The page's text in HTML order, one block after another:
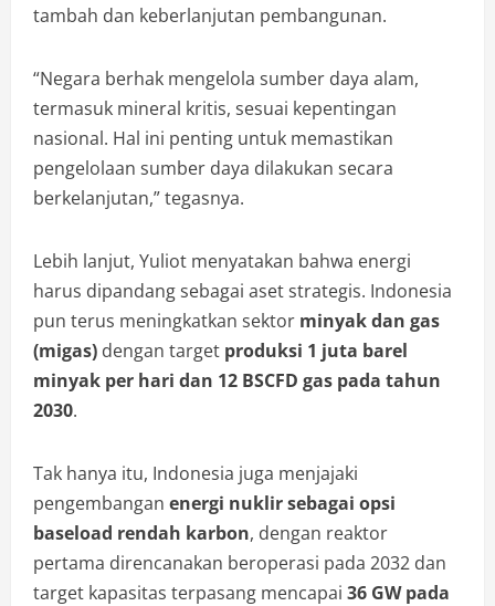
tambah dan keberlanjutan pembangunan.
“Negara berhak mengelola sumber daya alam,
termasuk mineral kritis, sesuai kepentingan
nasional. Hal ini penting untuk memastikan
pengelolaan sumber daya dilakukan secara
berkelanjutan,” tegasnya.
Lebih lanjut, Yuliot menyatakan bahwa energi
harus dipandang sebagai aset strategis. Indonesia
pun terus meningkatkan sektor minyak dan gas
(migas) dengan target produksi 1 juta barel
minyak per hari dan 12 BSCFD gas pada tahun
2030.
Tak hanya itu, Indonesia juga menjajaki
pengembangan energi nuklir sebagai opsi
baseload rendah karbon, dengan reaktor
pertama direncanakan beroperasi pada 2032 dan
target kapasitas terpasang mencapai 36 GW pada